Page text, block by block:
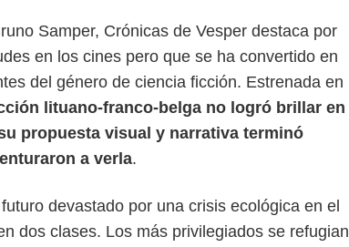
Samper, Crónicas de Vesper destaca por
en los cines pero que se ha convertido en
del género de ciencia ficción. Estrenada en
lituano-franco-belga no logró brillar en
propuesta visual y narrativa terminó
a verla.
devastado por una crisis ecológica en el
dos clases. Los más privilegiados se refugian
Prime Video